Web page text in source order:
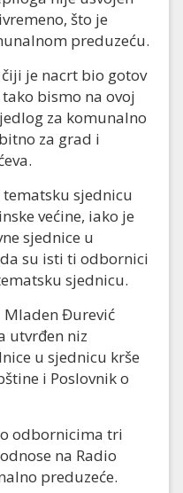
što je
preduzeću.
je nacrt bio gotov
bismo na ovoj
za komunalno
za grad i
sjednicu
većine, iako je
sjednice u
su isti ti odbornici
sjednicu.
Mladen Đurević
utvrđen niz
u sjednicu krše
i Poslovnik o
odbornicima tri
na Radio
preduzeće.